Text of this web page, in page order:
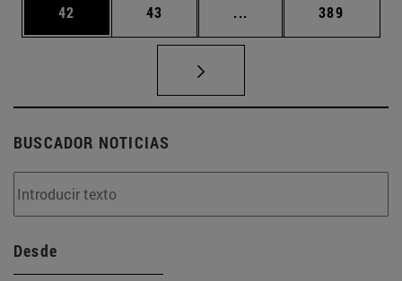
Página
42 Página
43 ... Páginas intermedias
Página
389
BUSCADOR NOTICIAS
Desde